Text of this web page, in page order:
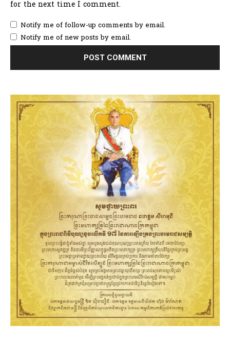
for the next time I comment.
Notify me of follow-up comments by email.
Notify me of new posts by email.